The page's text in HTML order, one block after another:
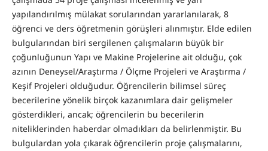
yapılandırılmış mülakat sorularından yararlanılarak, 8
öğrenci ve ders öğretmenin görüşleri alınmıştır. Elde edilen
bulgularından biri sergilenen çalışmaların büyük bir
çoğunluğunun Yapı ve Makine Projelerine ait olduğu, çok
azının Deneysel/Araştırma / Ölçme Projeleri ve Araştırma /
Keşif Projeleri olduğudur. Öğrencilerin bilimsel süreç
becerilerine yönelik birçok kazanımlara dair gelişmeler
gösterdikleri, ancak; öğrencilerin bu becerilerin
niteliklerinden haberdar olmadıkları da belirlenmiştir. Bu
bulgulardan yola çıkarak öğrencilerin proje çalışmalarını,